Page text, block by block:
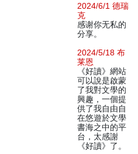
2024/6/1 德瑞
克
感谢你无私的
分享。
2024/5/18 布
莱恩
《好讀》網站
可以說是啟蒙
了我對文學的
興趣，一個提
供了我自由自
在悠遊於文學
書海之中的平
台，太感謝
《好讀》了。